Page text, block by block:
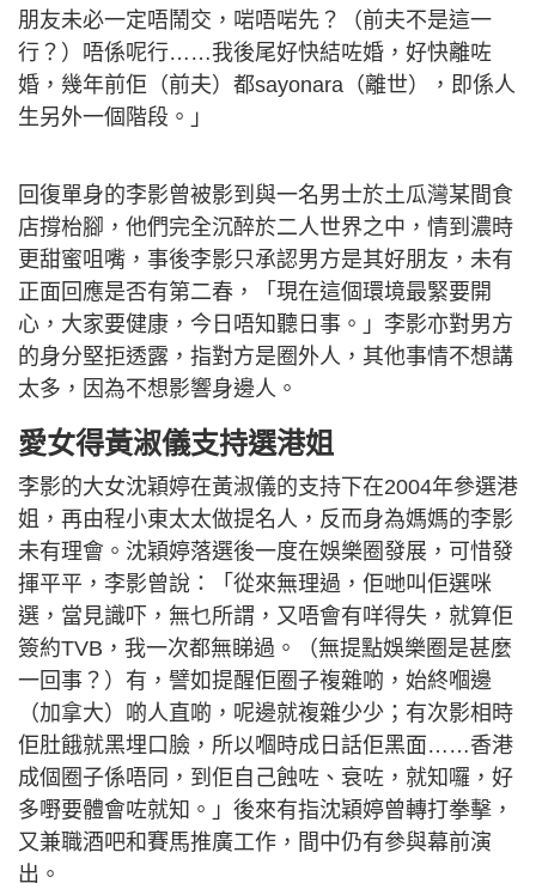
朋友未必一定唔鬧交，啱唔啱先？（前夫不是這一
行？）唔係呢行……我後尾好快結咗婚，好快離咗
婚，幾年前佢（前夫）都sayonara（離世），即係人
生另外一個階段。」
回復單身的李影曾被影到與一名男士於土瓜灣某間食
店撐枱腳，他們完全沉醉於二人世界之中，情到濃時
更甜蜜咀嘴，事後李影只承認男方是其好朋友，未有
正面回應是否有第二春，「現在這個環境最緊要開
心，大家要健康，今日唔知聽日事。」李影亦對男方
的身分堅拒透露，指對方是圈外人，其他事情不想講
太多，因為不想影響身邊人。
愛女得黃淑儀支持選港姐
李影的大女沈穎婷在黃淑儀的支持下在2004年參選港
姐，再由程小東太太做提名人，反而身為媽媽的李影
未有理會。沈穎婷落選後一度在娛樂圈發展，可惜發
揮平平，李影曾說：「從來無理過，佢哋叫佢選咪
選，當見識吓，無乜所謂，又唔會有咩得失，就算佢
簽約TVB，我一次都無睇過。（無提點娛樂圈是甚麼
一回事？）有，譬如提醒佢圈子複雜啲，始終嗰邊
（加拿大）啲人直啲，呢邊就複雜少少；有次影相時
佢肚餓就黑埋口臉，所以嗰時成日話佢黑面……香港
成個圈子係唔同，到佢自己蝕咗、衰咗，就知囉，好
多嘢要體會咗就知。」後來有指沈穎婷曾轉打拳擊，
又兼職酒吧和賽馬推廣工作，間中仍有參與幕前演
出。